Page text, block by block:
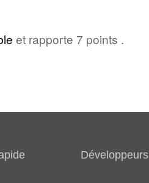
et rapporte 7 points .
Développeurs